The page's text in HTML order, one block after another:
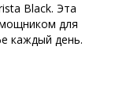
Black. Эта
для
каждый день.